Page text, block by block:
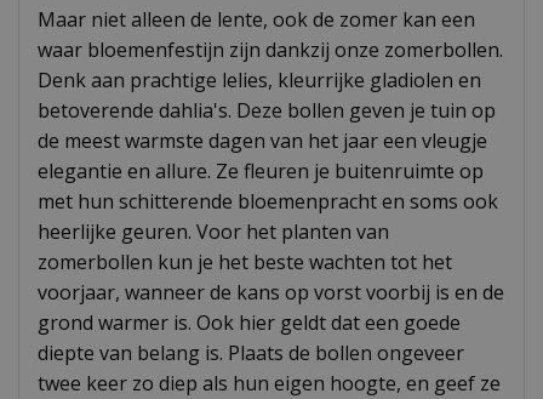
Maar niet alleen de lente, ook de zomer kan een
waar bloemenfestijn zijn dankzij onze zomerbollen.
Denk aan prachtige lelies, kleurrijke gladiolen en
betoverende dahlia's. Deze bollen geven je tuin op
de meest warmste dagen van het jaar een vleugje
elegantie en allure. Ze fleuren je buitenruimte op
met hun schitterende bloemenpracht en soms ook
heerlijke geuren. Voor het planten van
zomerbollen kun je het beste wachten tot het
voorjaar, wanneer de kans op vorst voorbij is en de
grond warmer is. Ook hier geldt dat een goede
diepte van belang is. Plaats de bollen ongeveer
twee keer zo diep als hun eigen hoogte, en geef ze